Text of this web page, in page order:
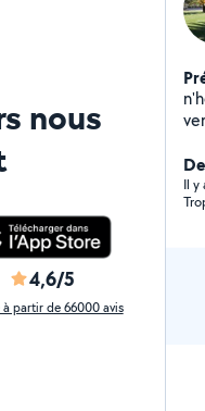
nous
4,6/5
à partir de 66000 avis
Il y